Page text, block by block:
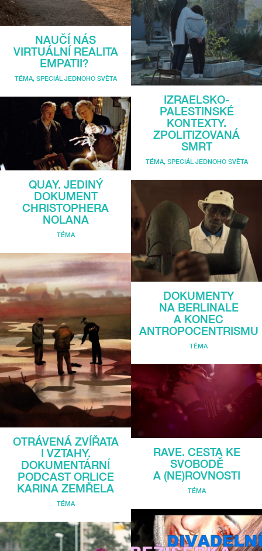
NAUČÍ NÁS
VIRTUÁLNÍ REALITA
EMPATII?
TÉMA, SPECIÁL JEDNOHO SVĚTA
QUAY. JEDINÝ
DOKUMENT
CHRISTOPHERA
NOLANA
TÉMA
OTRÁVENÁ ZVÍŘATA
I VZTAHY.
DOKUMENTÁRNÍ
PODCAST ORLICE
KARINA ZEMŘELA
TÉMA
IZRAELSKO-
PALESTINSKÉ
KONTEXTY.
ZPOLITIZOVANÁ
SMRT
TÉMA, SPECIÁL JEDNOHO SVĚTA
DOKUMENTY
NA BERLINALE
A KONEC
ANTROPOCENTRISMU
TÉMA
RAVE. CESTA KE
SVOBODĚ
A (NE)ROVNOSTI
TÉMA